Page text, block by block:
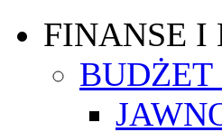
FINANSE I